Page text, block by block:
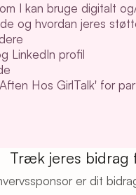
I kan bruge digitalt
og hvordan jeres
LinkedIn profil
Hos GirlTalk' for
Træk jeres bidrag
er dit